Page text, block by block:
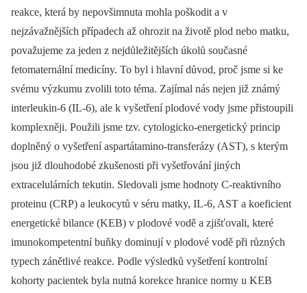
reakce, která by nepovšimnuta mohla poškodit a v
nejzávažnějších případech až ohrozit na životě plod nebo matku,
považujeme za jeden z nejdůležitějších úkolů současné
fetomaternální medicíny. To byl i hlavní důvod, proč jsme si ke
svému výzkumu zvolili toto téma. Zajímal nás nejen již známý
interleukin-6 (IL-6), ale k vyšetření plodové vody jsme přistoupili
komplexněji. Použili jsme tzv. cytologicko-energetický princip
doplněný o vyšetření aspartátamino-transferázy (AST), s kterým
jsou již dlouhodobé zkušenosti při vyšetřování jiných
extracelulárních tekutin. Sledovali jsme hodnoty C-reaktivního
proteinu (CRP) a leukocytů v séru matky, IL-6, AST a koeficient
energetické bilance (KEB) v plodové vodě a zjišťovali, které
imunokompetentní buňky dominují v plodové vodě při různých
typech zánětlivé reakce. Podle výsledků vyšetření kontrolní
kohorty pacientek byla nutná korekce hranice normy u KEB